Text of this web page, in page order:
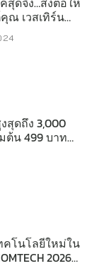
ณ เวสเทิร์น
อเรจ
ร้อมเสริ์ฟทุก
สุดถึง 3,000
น 499 บาทต่อ
คโนโลยีใหม่ใน
2026